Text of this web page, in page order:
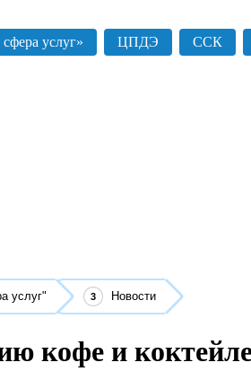
услуг» ЦПДЭ ССК
услуг" Новости
кофе и